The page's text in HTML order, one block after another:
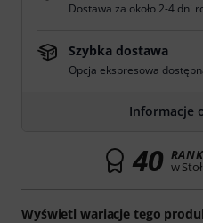
Wyświetl wariacje tego
Dostawa za około 2-4 dni
Szybka dostawa
Opcja ekspresowa
Informacje
40 w